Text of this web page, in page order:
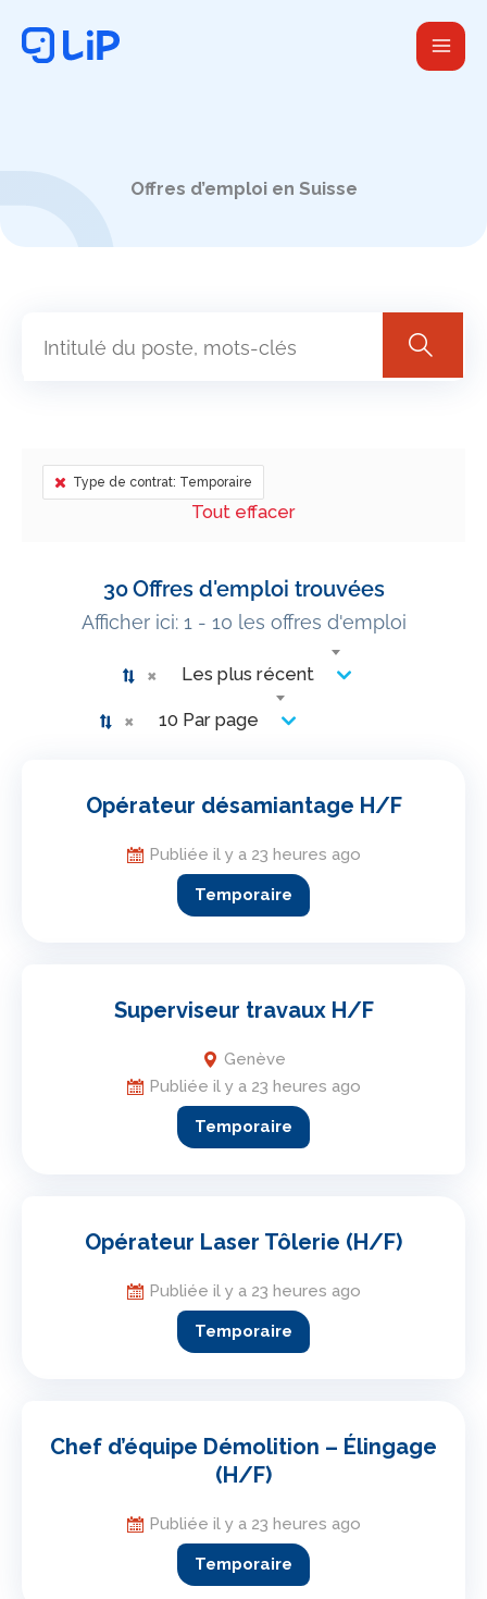
Offres d’emploi en Suisse
Type de contrat: Temporaire
Tout effacer
30Offres d'emploi trouvées
Afficher ici: 1 - 10 les offres d'emploi
× Les plus récent
× 10 Par page
Opérateur désamiantage H/F
Publiée il y a 23 heures ago
Temporaire
Superviseur travaux H/F
Genève
Publiée il y a 23 heures ago
Temporaire
Opérateur Laser Tôlerie (H/F)
Publiée il y a 23 heures ago
Temporaire
Chef d’équipe Démolition – Élingage
(H/F)
Publiée il y a 23 heures ago
Temporaire